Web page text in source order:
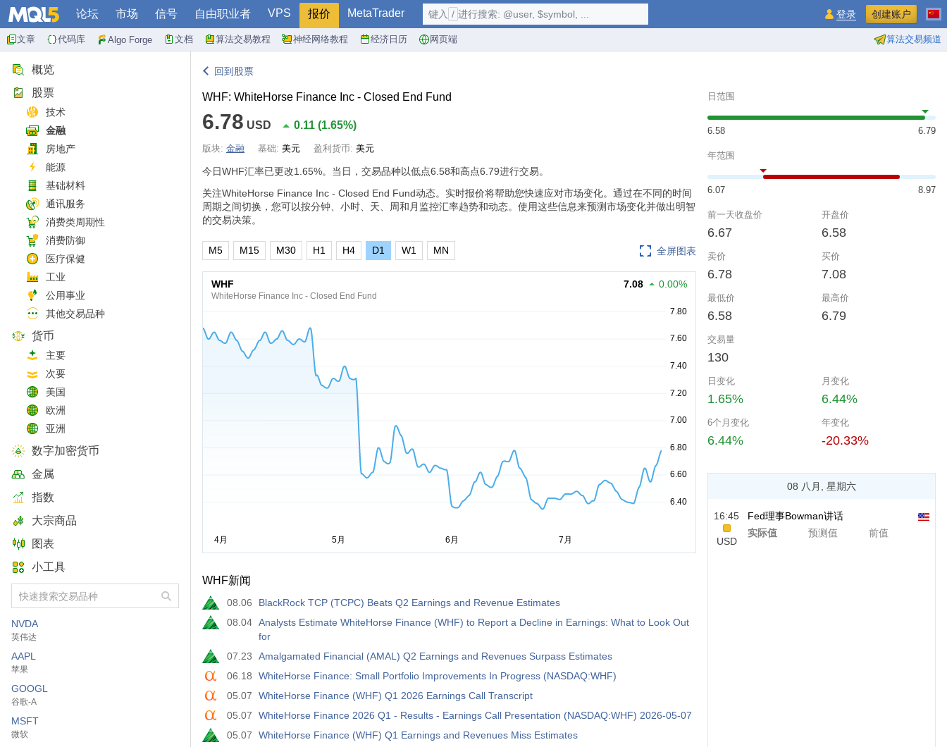
论坛 市场 信号 自由职业者 VPS 报价 MetaTrader
文章 代码库 Algo Forge 文档 算法交易教程 神经网络教程 经济日历 网页端 算法交易频道
键入 / 进行搜索: @user, $symbol, ... 登录 创建账户
概览
股票
技术
金融
房地产
能源
基础材料
通讯服务
消费类周期性
消费防御
医疗保健
工业
公用事业
其他交易品种
货币
主要
次要
美国
欧洲
亚洲
数字加密货币
金属
指数
大宗商品
图表
小工具
NVDA
英伟达
AAPL
苹果
GOOGL
谷歌-A
MSFT
微软
回到股票
WHF: WhiteHorse Finance Inc - Closed End Fund
6.78 USD 0.11 (1.65%)
版块: 金融 基础: 美元 盈利货币: 美元
今日WHF汇率已更改1.65%。当日，交易品种以低点6.58和高点6.79进行交易。
关注WhiteHorse Finance Inc - Closed End Fund动态。实时报价将帮助您快速应对市场变化。通过在不同的时间
周期之间切换，您可以按分钟、小时、天、周和月监控汇率趋势和动态。使用这些信息来预测市场变化并做出明智
的交易决策。
全屏图表
M5 M15 M30 H1 H4 D1 W1 MN
WHF
WhiteHorse Finance Inc - Closed End Fund
7.08 0.00%
WHF新闻
08.06
BlackRock TCP (TCPC) Beats Q2 Earnings and Revenue Estimates
08.04 Analysts Estimate WhiteHorse Finance (WHF) to Report a Decline in Earnings: What to Look Out
for
07.23
Amalgamated Financial (AMAL) Q2 Earnings and Revenues Surpass Estimates
06.18
WhiteHorse Finance: Small Portfolio Improvements In Progress (NASDAQ:WHF)
05.07
WhiteHorse Finance (WHF) Q1 2026 Earnings Call Transcript
05.07
WhiteHorse Finance 2026 Q1 - Results - Earnings Call Presentation (NASDAQ:WHF) 2026-05-07
05.07
WhiteHorse Finance (WHF) Q1 Earnings and Revenues Miss Estimates
日范围
6.58 6.79
年范围
6.07 8.97
前一天收盘价
6.67
开盘价
6.58
卖价
6.78
买价
7.08
最低价
6.58
最高价
6.79
交易量
130
日变化
1.65%
月变化
6.44%
6个月变化
6.44%
年变化
-20.33%
08 八月, 星期六
16:45
USD
Fed理事Bowman讲话
实际值
预测值 前值